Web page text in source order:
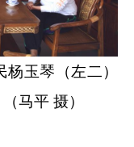
玉琴（左二）
马平 摄）